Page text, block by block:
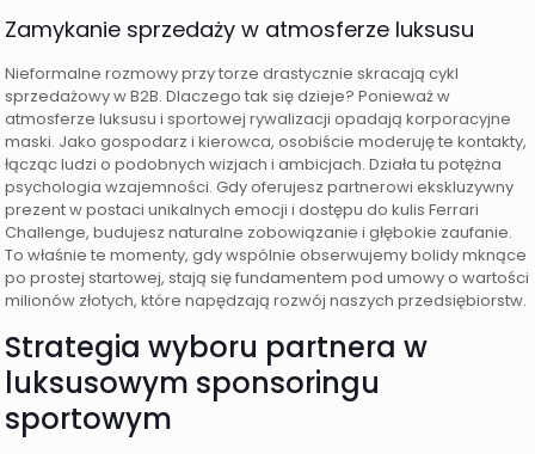
Zamykanie sprzedaży w atmosferze luksusu
Nieformalne rozmowy przy torze drastycznie skracają cykl
sprzedażowy w B2B. Dlaczego tak się dzieje? Ponieważ w
atmosferze luksusu i sportowej rywalizacji opadają korporacyjne
maski. Jako gospodarz i kierowca, osobiście moderuję te kontakty,
łącząc ludzi o podobnych wizjach i ambicjach. Działa tu potężna
psychologia wzajemności. Gdy oferujesz partnerowi ekskluzywny
prezent w postaci unikalnych emocji i dostępu do kulis Ferrari
Challenge, budujesz naturalne zobowiązanie i głębokie zaufanie.
To właśnie te momenty, gdy wspólnie obserwujemy bolidy mknące
po prostej startowej, stają się fundamentem pod umowy o wartości
milionów złotych, które napędzają rozwój naszych przedsiębiorstw.
Strategia wyboru partnera w
luksusowym sponsoringu
sportowym